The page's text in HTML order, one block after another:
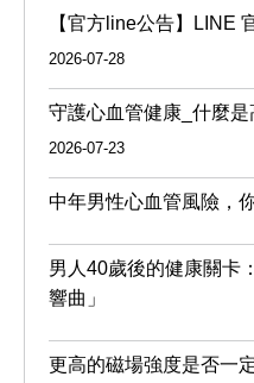
【官方line公告】LINE
2026-07-28
守護心血管健康_什麼是
2026-07-23
中年男性心血管風險，
男人40歲後的健康關卡
響曲」
更高的磁場強度是否一